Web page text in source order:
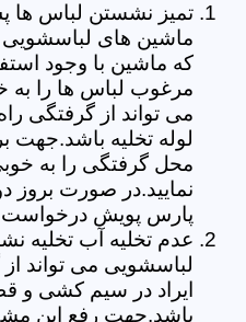
تمیز نشستن لباس ها
ماشین های
که ماشین با وجود
مرغوب لباس ها را
می تواند از گرفتگی
لوله تخلیه
محل گرفتگی را به
نمایید.در صورت بروز
پارس پویش درخواست
عدم تخلیه آب تخلیه
لباسشویی می تواند
ایراد در سیم کشی و
باشد.جهت رفع این